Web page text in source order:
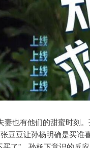
妻也有他们的甜蜜时刻
豆豆让孙杨明确是买谁